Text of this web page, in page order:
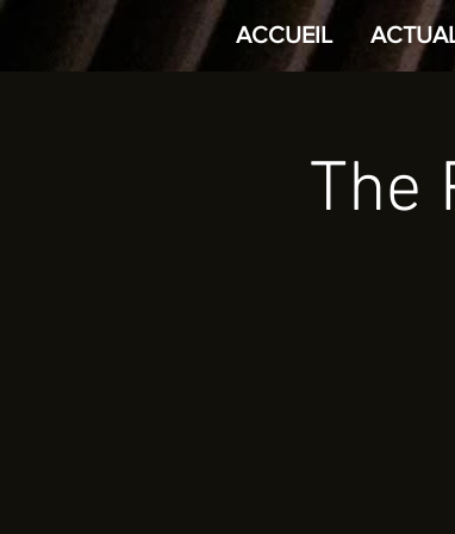
ACCUEIL
The